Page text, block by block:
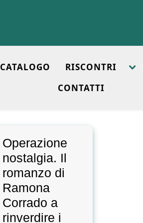
CATALOGO RISCONTRI
CONTATTI
Operazione
nostalgia. Il
romanzo di
Ramona
Corrado a
rinverdire i